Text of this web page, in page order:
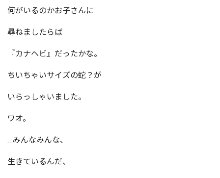
何がいるのかお子さんに
尋ねましたらば
『カナヘビ』だったかな。
ちいちゃいサイズの蛇？が
いらっしゃいました。
ワオ。
…みんなみんな、
生きているんだ、